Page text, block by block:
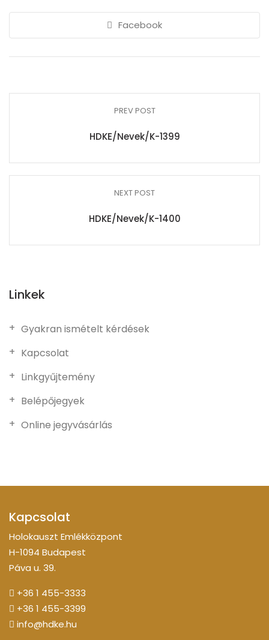
Facebook
PREV POST
HDKE/Nevek/K-1399
NEXT POST
HDKE/Nevek/K-1400
Linkek
Gyakran ismételt kérdések
Kapcsolat
Linkgyűjtemény
Belépőjegyek
Online jegyvásárlás
Kapcsolat
Holokauszt Emlékközpont
H-1094 Budapest
Páva u. 39.
+36 1 455-3333
+36 1 455-3399
info@hdke.hu